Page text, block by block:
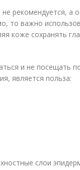
рекомендуется, а
то важно
коже сохранять
и не посещать
является польза:
слои